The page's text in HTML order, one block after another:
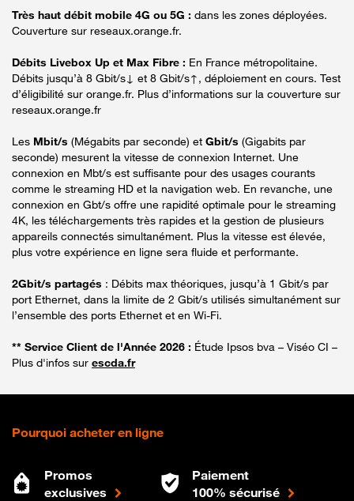
Très haut débit mobile 4G ou 5G : dans les zones déployées.
Couverture sur reseaux.orange.fr.
Débits Livebox Up et Max Fibre : En France métropolitaine.
Débits jusqu’à 8 Gbit/s↓ et 8 Gbit/s↑, déploiement en cours. Test
d’éligibilité sur orange.fr. Plus d’informations sur la couverture sur
reseaux.orange.fr
Les Mbit/s (Mégabits par seconde) et Gbit/s (Gigabits par
seconde) mesurent la vitesse de connexion Internet. Une
connexion en Mbt/s est suffisante pour des usages courants
comme le streaming HD et la navigation web. En revanche, une
connexion en Gbt/s offre une rapidité optimale pour le streaming
4K, les téléchargements très rapides et la gestion de plusieurs
appareils connectés simultanément. Plus la vitesse est élevée,
plus votre expérience en ligne sera fluide et performante.
2Gbit/s partagés : Débits max théoriques, jusqu’à 1 Gbit/s par
port Ethernet, dans la limite de 2 Gbit/s utilisés simultanément sur
l’ensemble des ports Ethernet et en Wi-Fi.
** Service Client de l'Année 2026 : Étude Ipsos bva – Viséo CI –
Plus d'infos sur escda.fr
Pourquoi acheter en ligne
Promos
exclusives
Paiement
100% sécurisé